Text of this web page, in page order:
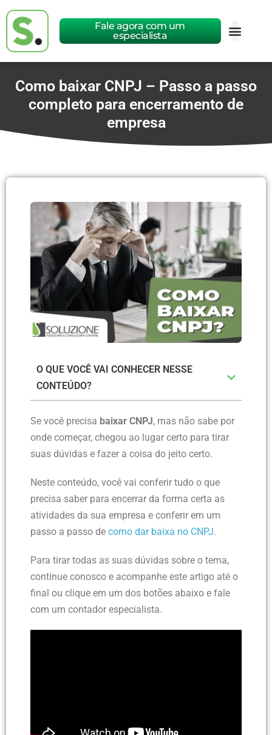
Fale agora com um
especialista
Como baixar CNPJ – Passo a passo
completo para encerramento de
empresa
O QUE VOCÊ VAI CONHECER NESSE
CONTEÚDO?
Se você precisa baixar CNPJ, mas não sabe por
onde começar, chegou ao lugar certo para tirar
suas dúvidas e fazer a coisa do jeito certo.
Neste conteúdo, você vai conferir tudo o que
precisa saber para encerrar da forma certa as
atividades da sua empresa e conferir em um
passo a passo de como dar baixa no CNPJ.
Para tirar todas as suas dúvidas sobre o tema,
continue conosco e acompanhe este artigo até o
final ou clique em um dos botões abaixo e fale
com um contador especialista.